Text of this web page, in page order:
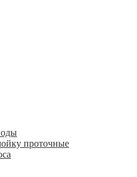
проточные